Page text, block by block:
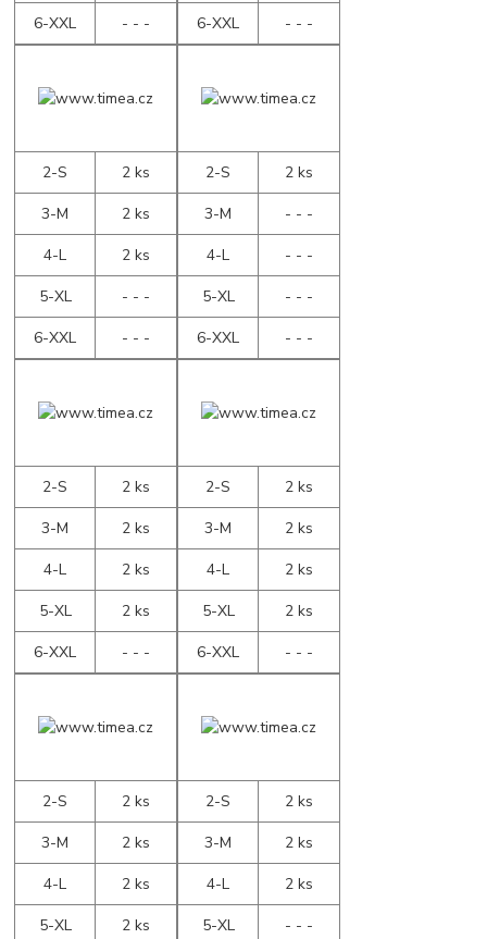
6-XXL
- - -
6-XXL
- - -
2-S
2 ks
3-M
2 ks
4-L
2 ks
5-XL
- - -
6-XXL
- - -
2-S
2 ks
3-M
- - -
4-L
- - -
5-XL
- - -
6-XXL
- - -
2-S
2 ks
3-M
2 ks
4-L
2 ks
5-XL
2 ks
6-XXL
- - -
2-S
2 ks
3-M
2 ks
4-L
2 ks
5-XL
2 ks
6-XXL
- - -
2-S
2 ks
3-M
2 ks
4-L
2 ks
5-XL
2 ks
2-S
2 ks
3-M
2 ks
4-L
2 ks
5-XL
- - -